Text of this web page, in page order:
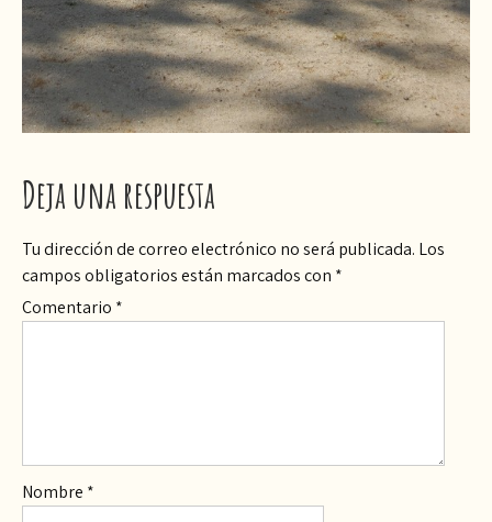
Deja una respuesta
Tu dirección de correo electrónico no será publicada. Los
campos obligatorios están marcados con *
Comentario *
Nombre *